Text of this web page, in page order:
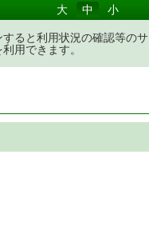
大 中 小
すると利用状況の確認等のサ
用できます。